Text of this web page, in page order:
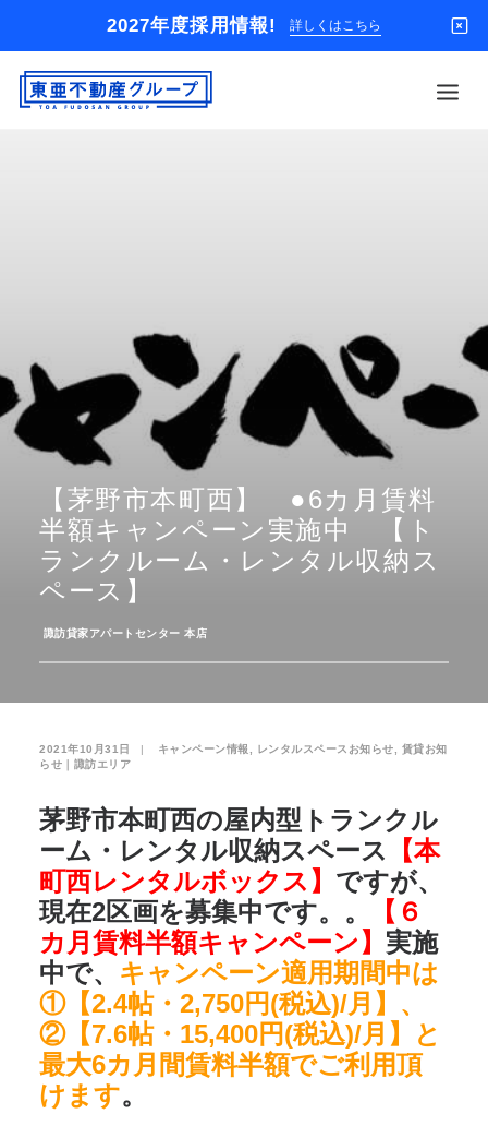
2027年度採用情報! 詳しくはこちら
入居者様専用
解約のお申込み
企業情報
お問い合わせ
お気に入り 閲覧履歴
【茅野市本町西】 ●6カ月賃料
半額キャンペーン実施中 【ト
ランクルーム・レンタル収納ス
ペース】
諏訪貸家アパートセンター 本店
2021年10月31日 | キャンペーン情報 レンタルスペースお知らせ
賃貸お知
らせ｜諏訪エリア
茅野市本町西の屋内型トランクル
ーム・レンタル収納スペース
【本
町西レンタルボックス】 ですが、
現在2区画を募集中です。。
【６
カ月賃料半額キャンペーン】 実施
中で、 キャンペーン適用期間中は
①【2.4帖・2,750円(税込)/月】、
②【7.6帖・15,400円(税込)/月】と
最大6カ月間賃料半額でご利用頂
けます。